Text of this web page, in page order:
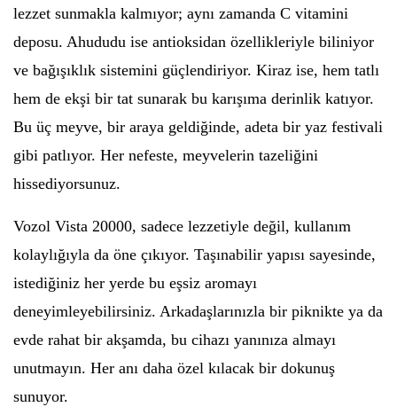
lezzet sunmakla kalmıyor; aynı zamanda C vitamini
deposu. Ahududu ise antioksidan özellikleriyle biliniyor
ve bağışıklık sistemini güçlendiriyor. Kiraz ise, hem tatlı
hem de ekşi bir tat sunarak bu karışıma derinlik katıyor.
Bu üç meyve, bir araya geldiğinde, adeta bir yaz festivali
gibi patlıyor. Her nefeste, meyvelerin tazeliğini
hissediyorsunuz.
Vozol Vista 20000, sadece lezzetiyle değil, kullanım
kolaylığıyla da öne çıkıyor. Taşınabilir yapısı sayesinde,
istediğiniz her yerde bu eşsiz aromayı
deneyimleyebilirsiniz. Arkadaşlarınızla bir piknikte ya da
evde rahat bir akşamda, bu cihazı yanınıza almayı
unutmayın. Her anı daha özel kılacak bir dokunuş
sunuyor.